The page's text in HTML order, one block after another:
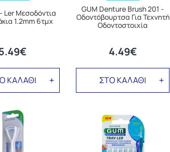
Ler Μεσοδόντια
1.2mm 6τμχ
ΚΑΛΑΘΙ
GUM Denture Brush 201 -
Οδοντόβουρτσα Για Τεχνητή
Οδοντοστοιχία
4.49€
ΣΤΟ ΚΑΛΑΘΙ